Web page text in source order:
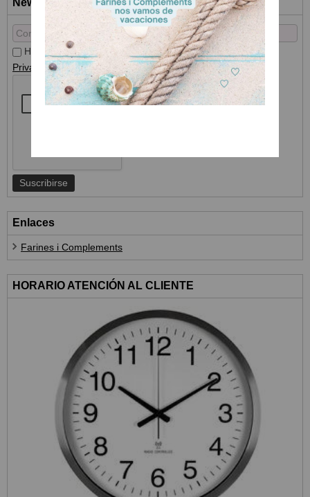
He leído y acepto el Tratamiento de datosy la
Política de
Privacidad
Enlaces
Farines i Complements
HORARIO ATENCIÓN AL CLIENTE